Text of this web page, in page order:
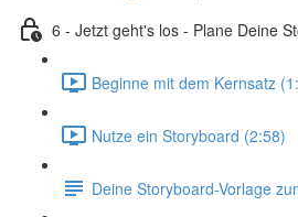
6 - Jetzt geht's los - Plane Deine
Beginne mit dem Kernsatz
Nutze ein Storyboard (2:58)
Deine Storyboard-Vorlage